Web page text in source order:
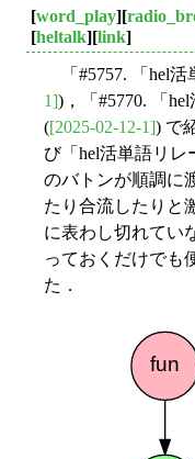
[word_play][
[heltalk][link]
「#5757. 「hel活
1])，「#5770. 「
([2025-02-12-1]) で
び「hel活単語リレ
のバトンが順調に
たり合流したりと
に表わし切れてい
っておくだけでも
た．
fun